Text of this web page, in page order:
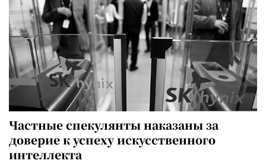
Частные спекулянты наказаны за
доверие к успеху искусственного
интеллекта